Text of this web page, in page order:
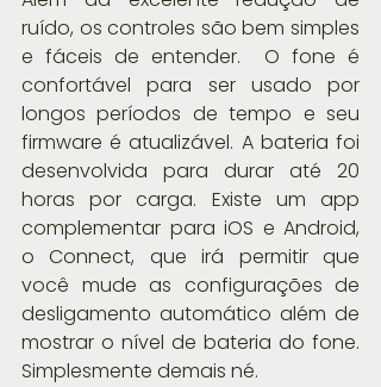
ruído, os controles são bem simples
e fáceis de entender.  O fone é
confortável para ser usado por
longos períodos de tempo e seu
firmware é atualizável. A bateria foi
desenvolvida para durar até 20
horas por carga. Existe um app
complementar para iOS e Android,
o Connect, que irá permitir que
você mude as configurações de
desligamento automático além de
mostrar o nível de bateria do fone.
Simplesmente demais né.